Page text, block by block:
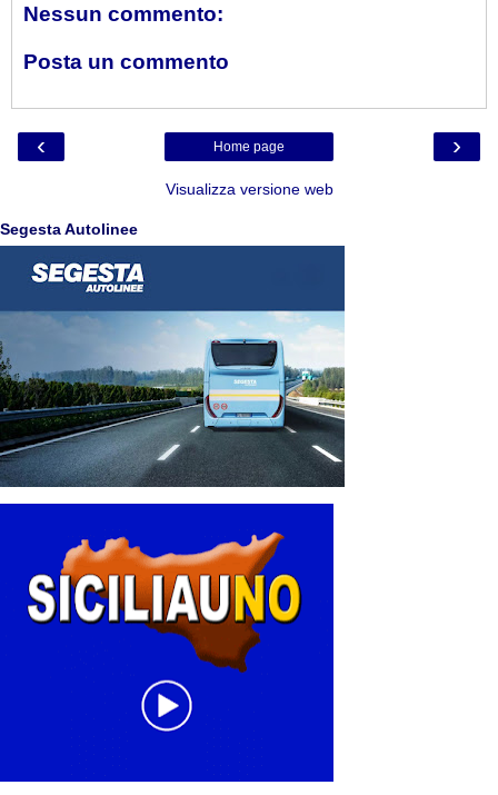
Nessun commento:
Posta un commento
‹ ›
Home page
Visualizza versione web
Segesta Autolinee